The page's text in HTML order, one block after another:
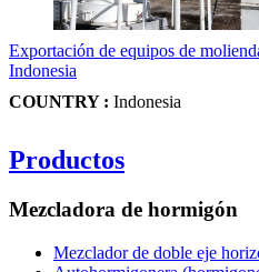
Exportación de equipos de
Indonesia
COUNTRY : Indonesia
Productos
Mezcladora de hormigón
Mezclador de doble eje